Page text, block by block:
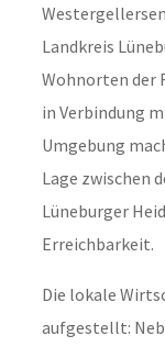
Landkreis
Wohnorten der
in Verbindung
Umgebung
Lage zwischen
Lüneburger
Erreichbarkeit.
Die lokale
aufgestellt: